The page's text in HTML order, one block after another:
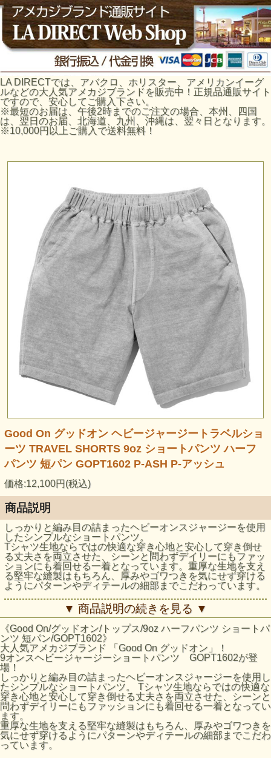
LA DIRECTでは、アバクロ、ホリスター、アメリカンイーグ
ルなどの大人気アメカジブランドを販売中！正規品通販サイト
ですので、安心してご購入下さい。
※最短のお届は、午後2時までのご注文の場合、本州、四国
は、翌日のお届、北海道、九州、沖縄は、翌々日となります。
※10,000円以上ご購入で送料無料！
Good On グッドオン ヘビージャージートラベルショ
ーツ TRAVEL SHORTS 9oz ショートパンツ ハーフ
パンツ 短パン GOPT1602 P-ASH P-アッシュ
価格:12,100円(税込)
商品説明
しっかりと編み目の詰まったヘビーオンスジャージーを使用
したシンプルなショートパンツ。
Tシャツ生地ならではの快適な穿き心地と安心して穿き倒せ
る丈夫さを両立させた、シーンと問わずデイリーにもファッ
ションにも着回せる一着となっています。重厚な生地を支え
る堅牢な縫製はもちろん、厚みやゴワつきを気にせず穿ける
ようにパターンやディテールの細部までこだわっています。
短すぎず適度にすっきりしたレングスと、リラックス感のあ
るわたり幅。斜め切りのサイドポケットに玉縁のバックポケ
ット。
様々なシーンで幅広いスタイルに合わせてラフに着回せる、
大人仕様のイージーショーツです。
“トラベルショーツ”のネーミングの通り、持ち運びや保管も
ノンストレス、洗濯や乾燥時もメンテナンスフリーでヘビー
かつラフな扱いにも対応します。
無骨で重量感のある9オンスヘビージャージーは、良質なア
メリカ綿の着心地と経年変化によってビンテージのように味
の出る顔料染めのエイジングを存分に味わえます。長く愛用
するほどに縫製箇所をはじめとする凹凸部分の色の濃淡が際
立ち、美しいアタリが生まれていきます。一方､発色の良い
反応染めカラーは品のある落ち着いた雰囲気で、スタイルを
問わず着回しやすいベーシックな仕上がりとなっています。
▼ 商品説明の続きを見る ▼
《Good On/グッドオン/トップス/9oz ハーフパンツ ショートパ
ンツ 短パン/GOPT1602》
大人気アメカジブランド 「Good On グッドオン」！
9オンスヘビージャージーショートパンツ GOPT1602が登
場！
しっかりと編み目の詰まったヘビーオンスジャージーを使用し
たシンプルなショートパンツ。 Tシャツ生地ならではの快適な
穿き心地と安心して穿き倒せる丈夫さを両立させた、シーンと
問わずデイリーにもファッションにも着回せる一着となってい
ます。
重厚な生地を支える堅牢な縫製はもちろん、厚みやゴワつきを
気にせず穿けるようにパターンやディテールの細部までこだわ
っています。